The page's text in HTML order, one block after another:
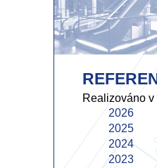
Realizováno v
2026
2025
2024
2023